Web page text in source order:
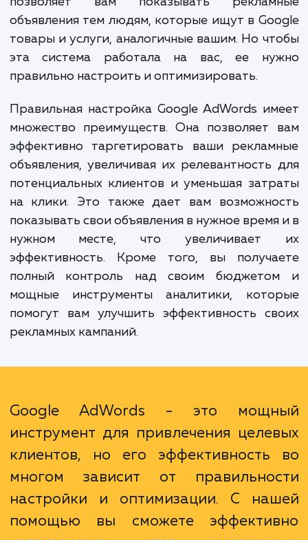
которая может помочь вам
использовать мощь Google для
целевых клиентов. Google AdWords -
система контекстной рекламы,
объявления тем людям, которые ищут в
товары и услуги, аналогичные вашим. Но
эта система работала на вас, ее
Правильная настройка Google AdWords
множество преимуществ. Она позволяет
эффективно таргетировать ваши
объявления, увеличивая их релевантность
потенциальных клиентов и уменьшая
на клики. Это также дает вам
показывать свои объявления в нужное
мощные инструменты аналитики,
помогут вам улучшить эффективность
рекламных кампаний.